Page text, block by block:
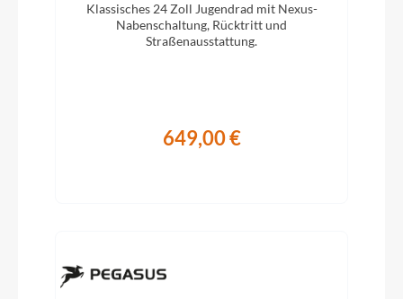
Klassisches 24 Zoll Jugendrad mit Nexus-
Nabenschaltung, Rücktritt und
Straßenausstattung.
649,00 €